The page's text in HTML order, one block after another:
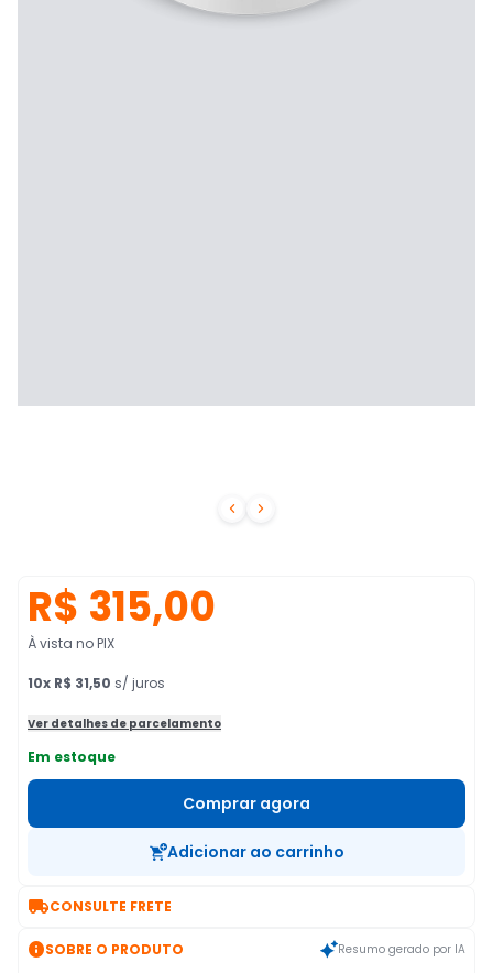
 
R$ 315,00
À vista no PIX
10x R$ 31,50 s/ juros
Ver detalhes de parcelamento
Em estoque
Comprar agora
Adicionar ao carrinho
CONSULTE FRETE
SOBRE O PRODUTO Resumo gerado por IA